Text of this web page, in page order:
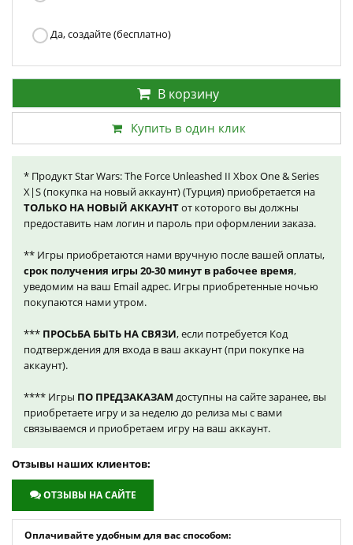
Да, создайте (бесплатно)
В корзину
Купить в один клик
* Продукт Star Wars: The Force Unleashed II Xbox One & Series
X|S (покупка на новый аккаунт) (Турция) приобретается на
ТОЛЬКО НА НОВЫЙ АККАУНТот которого вы должны
предоставить нам логин и пароль при оформлении заказа.
** Игры приобретаются нами вручную после вашей оплаты,
срок получения игры 20-30 минут в рабочее время,
уведомим на ваш Email адрес. Игры приобретенные ночью
покупаются нами утром.
*** ПРОСЬБА БЫТЬ НА СВЯЗИ, если потребуется Код
подтверждения для входа в ваш аккаунт (при покупке на
аккаунт).
**** Игры ПО ПРЕДЗАКАЗАМ доступны на сайте заранее, вы
приобретаете игру и за неделю до релиза мы с вами
связываемся и приобретаем игру на ваш аккаунт.
Отзывы наших клиентов:
ОТЗЫВЫ НА САЙТЕ
Оплачивайте удобным для вас способом: